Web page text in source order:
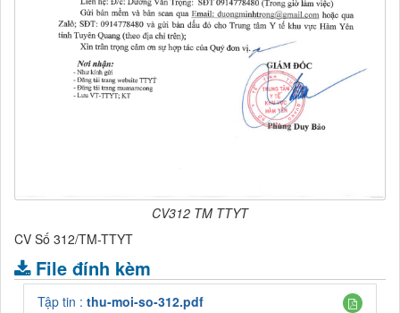
CV312 TM TTYT
CV Số 312/TM-TTYT
File đính kèm
Tập tin : thu-moi-so-312.pdf